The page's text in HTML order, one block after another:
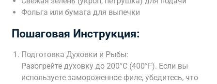
Фольга или бумага для выпечки
Пошаговая Инструкция:
Подготовка Духовки и Рыбы:
Разогрейте духовку до 200°C (400°F). Если вы
используете замороженное филе, убедитесь, что